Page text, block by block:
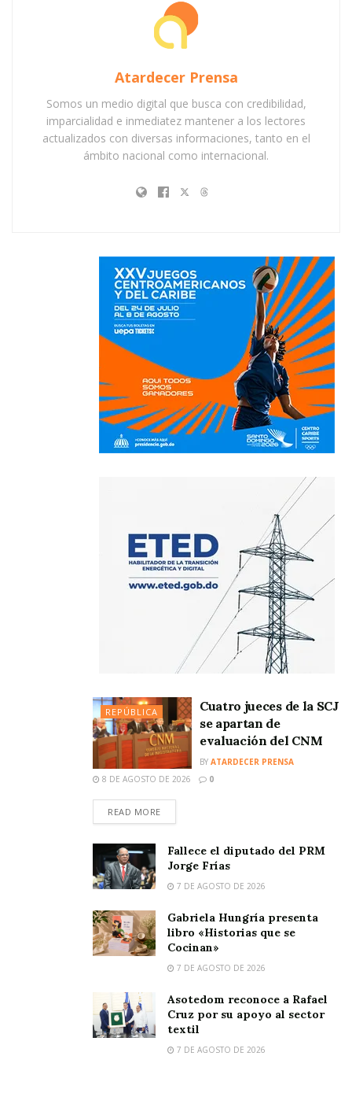
Atardecer Prensa
Somos un medio digital que busca con credibilidad,
imparcialidad e inmediatez mantener a los lectores
actualizados con diversas informaciones, tanto en el
ámbito nacional como internacional.
REPÚBLICA
Cuatro jueces de la SCJ
se apartan de
evaluación del CNM
BY ATARDECER PRENSA
8 DE AGOSTO DE 2026
0
READ MORE
Fallece el diputado del PRM
Jorge Frías
7 DE AGOSTO DE 2026
Gabriela Hungría presenta
libro «Historias que se
Cocinan»
7 DE AGOSTO DE 2026
Asotedom reconoce a Rafael
Cruz por su apoyo al sector
textil
7 DE AGOSTO DE 2026